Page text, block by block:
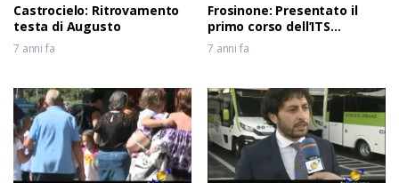
Castrocielo: Ritrovamento
testa di Augusto
7 anni fa
Frosinone: Presentato il
primo corso dell’ITS
Meccatronico del Lazio
7 anni fa